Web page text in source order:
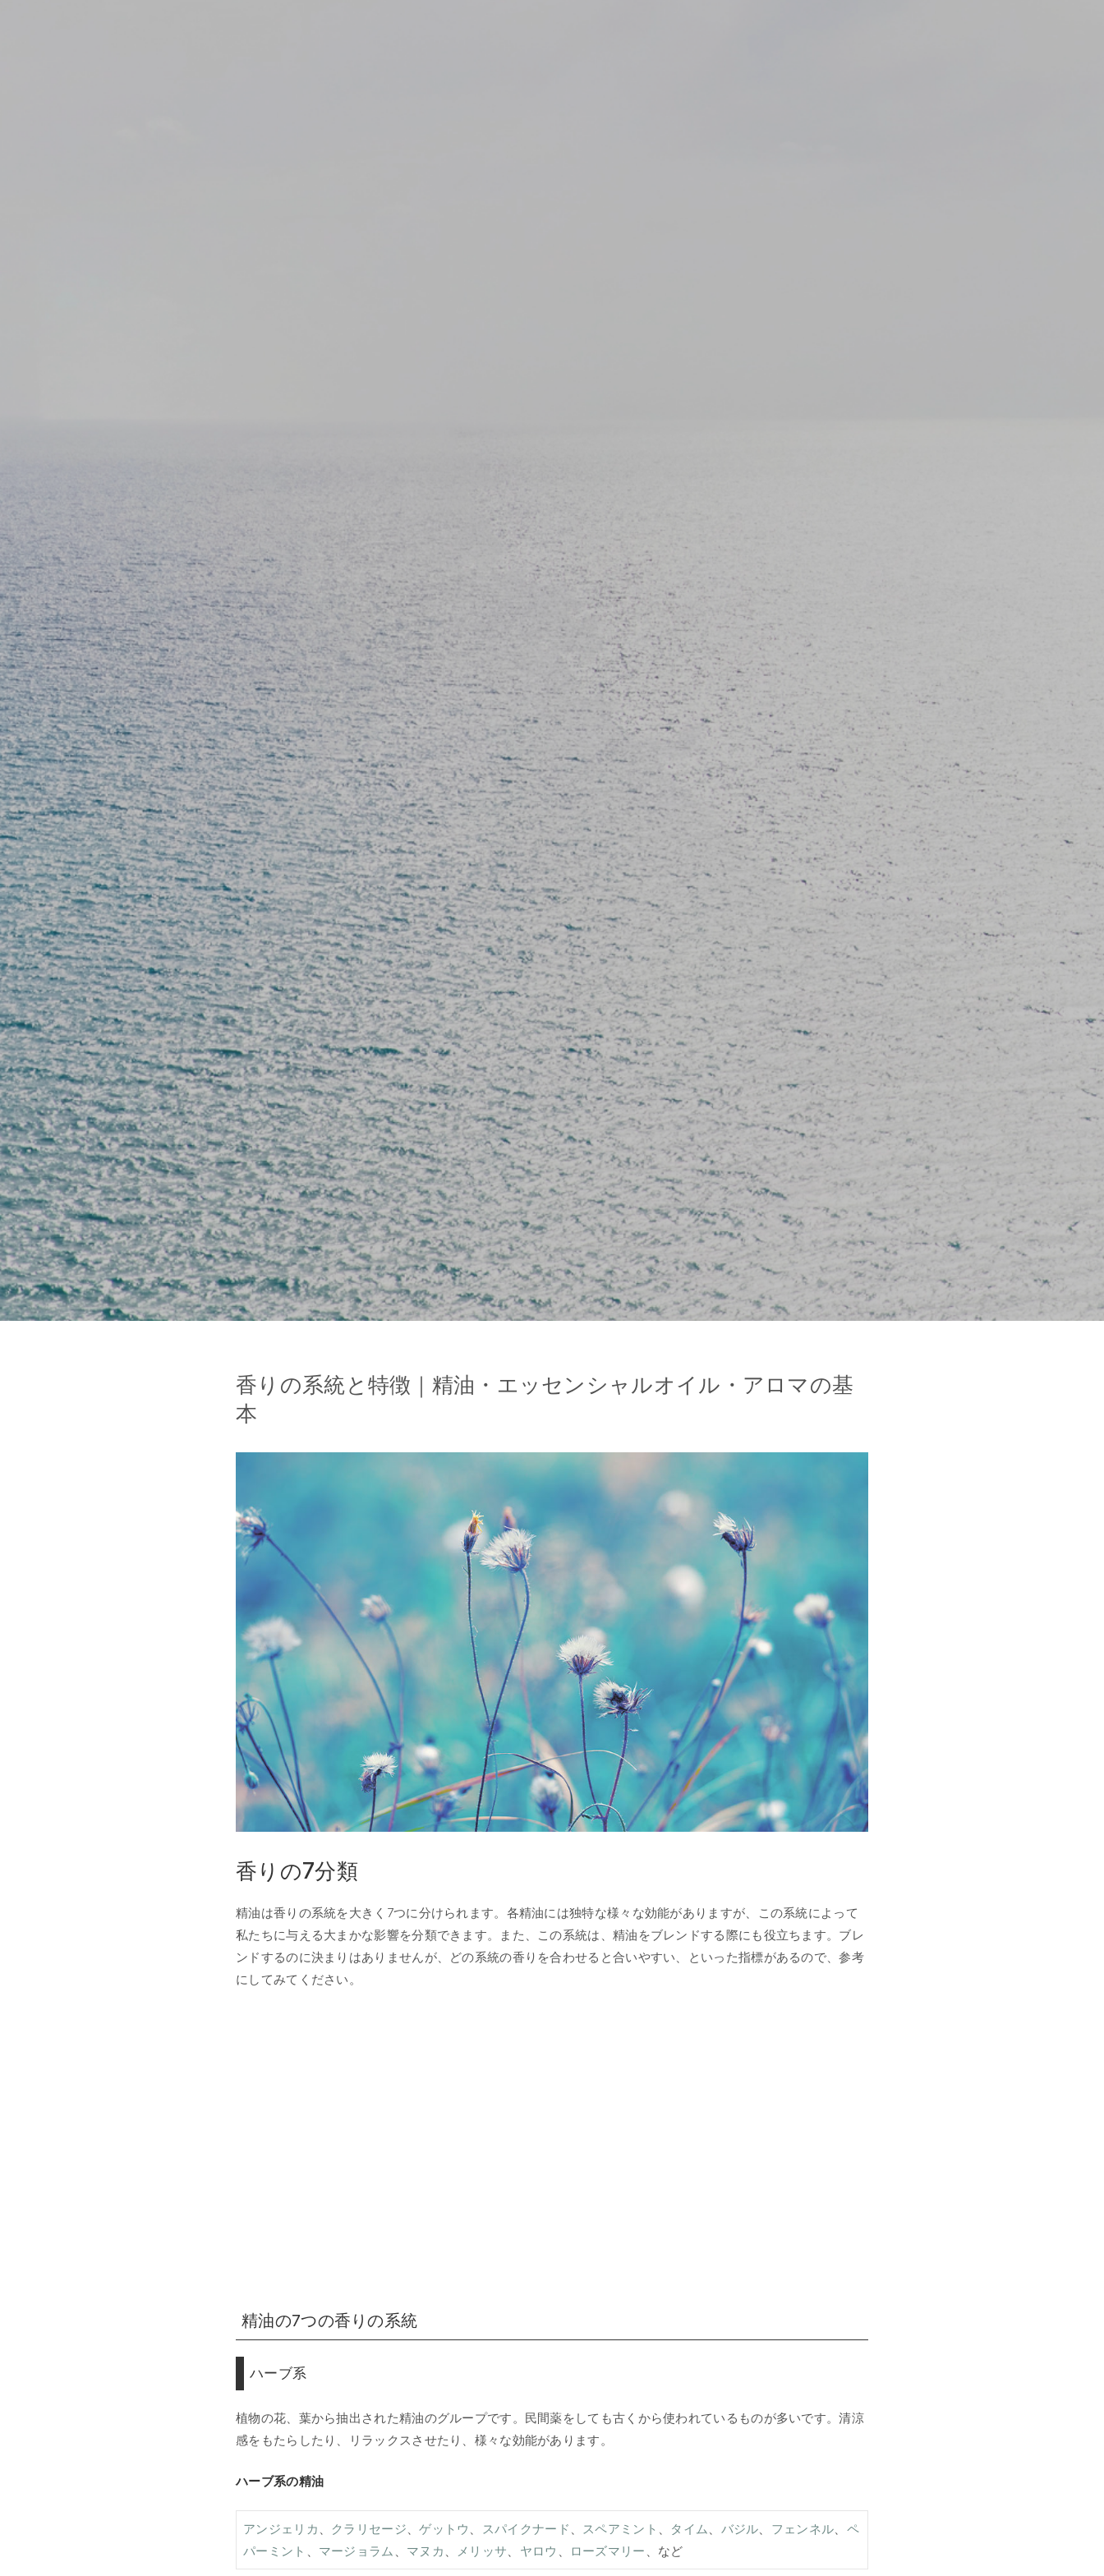
香りの系統と特徴｜精油・エッセンシャルオイル・アロマの基
本
香りの7分類
精油は香りの系統を大きく7つに分けられます。各精油には独特な様々な効能がありますが、この系統によって
私たちに与える大まかな影響を分類できます。また、この系統は、精油をブレンドする際にも役立ちます。ブレ
ンドするのに決まりはありませんが、どの系統の香りを合わせると合いやすい、といった指標があるので、参考
にしてみてください。
精油の7つの香りの系統
ハーブ系
植物の花、葉から抽出された精油のグループです。民間薬をしても古くから使われているものが多いです。清涼
感をもたらしたり、リラックスさせたり、様々な効能があります。
ハーブ系の精油
アンジェリカ 、 クラリセージ、ゲットウ 、 スパイクナード 、 スペアミント 、 タイム、 バジル、 フェンネル、 ペ
パーミント 、 マージョラム 、 マヌカ 、 メリッサ、 ヤロウ 、 ローズマリー 、など